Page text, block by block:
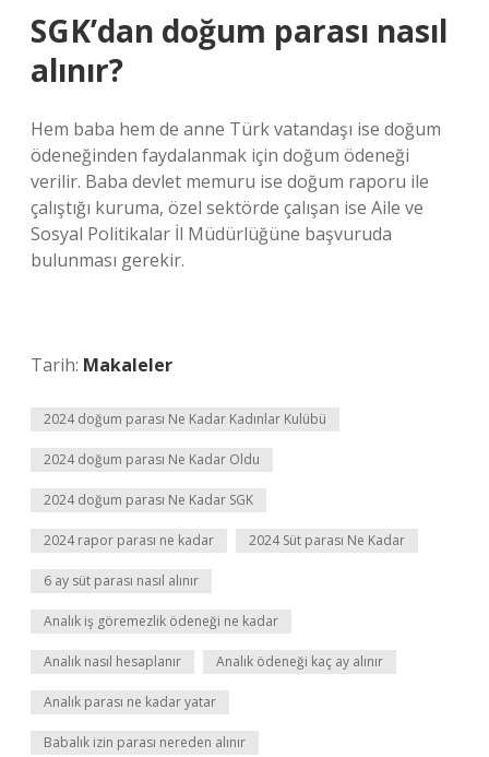
SGK’dan doğum parası nasıl
alınır?
Hem baba hem de anne Türk vatandaşı ise doğum
ödeneğinden faydalanmak için doğum ödeneği
verilir. Baba devlet memuru ise doğum raporu ile
çalıştığı kuruma, özel sektörde çalışan ise Aile ve
Sosyal Politikalar İl Müdürlüğüne başvuruda
bulunması gerekir.
Tarih: Makaleler
2024 doğum parası Ne Kadar Kadınlar Kulübü
2024 doğum parası Ne Kadar Oldu
2024 doğum parası Ne Kadar SGK
2024 rapor parası ne kadar 2024 Süt parası Ne Kadar
6 ay süt parası nasıl alınır
Analık iş göremezlik ödeneği ne kadar
Analık nasıl hesaplanır Analık ödeneği kaç ay alınır
Analık parası ne kadar yatar
Babalık izin parası nereden alınır